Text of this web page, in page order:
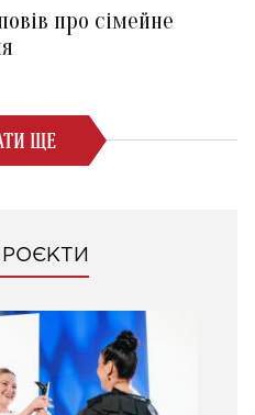
про сімейне
ЩЕ